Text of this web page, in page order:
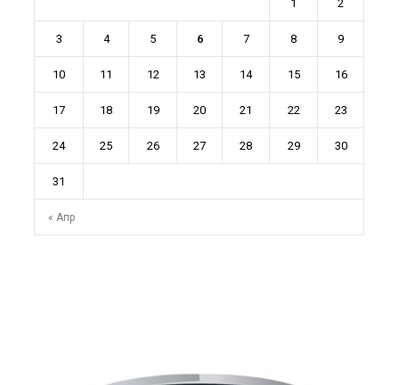
« Апр
1 2
3 4 5 6 7 8 9
10 11 12 13 14 15 16
17 18 19 20 21 22 23
24 25 26 27 28 29 30
31